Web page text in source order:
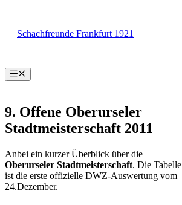
springen
Schachfreunde Frankfurt 1921
Menü
9. Offene Oberurseler
Stadtmeisterschaft 2011
Anbei ein kurzer Überblick über die
Oberurseler Stadtmeisterschaft. Die Tabelle
ist die erste offizielle DWZ-Auswertung vom
24.Dezember.